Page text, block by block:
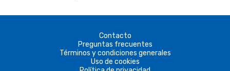
Contacto
Preguntas frecuentes
Términos y condiciones generales
Uso de cookies